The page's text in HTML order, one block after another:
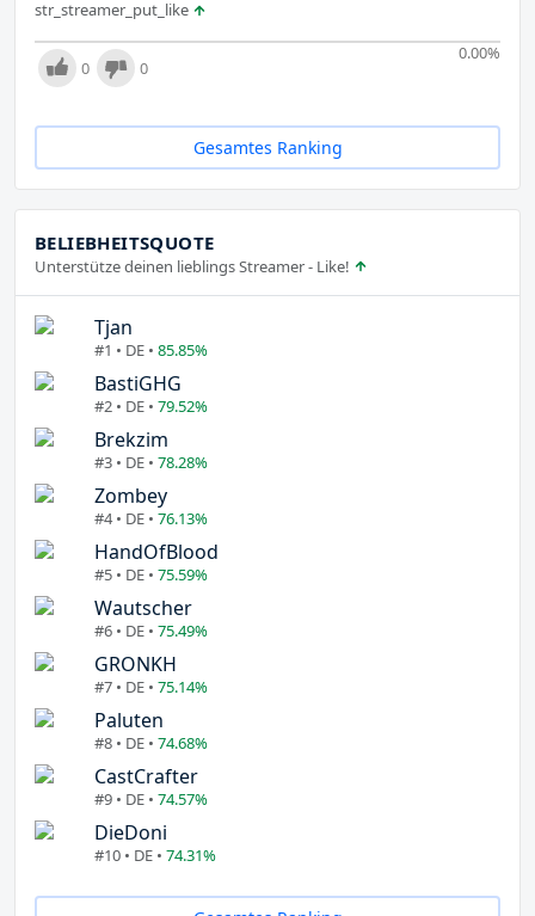
str_streamer_put_like
0.00%
0 0
Gesamtes Ranking
BELIEBHEITSQUOTE
Unterstütze deinen lieblings Streamer - Like!
Tjan
#1 • DE • 85.85%
BastiGHG
#2 • DE • 79.52%
Brekzim
#3 • DE • 78.28%
Zombey
#4 • DE • 76.13%
HandOfBlood
#5 • DE • 75.59%
Wautscher
#6 • DE • 75.49%
GRONKH
#7 • DE • 75.14%
Paluten
#8 • DE • 74.68%
CastCrafter
#9 • DE • 74.57%
DieDoni
#10 • DE • 74.31%